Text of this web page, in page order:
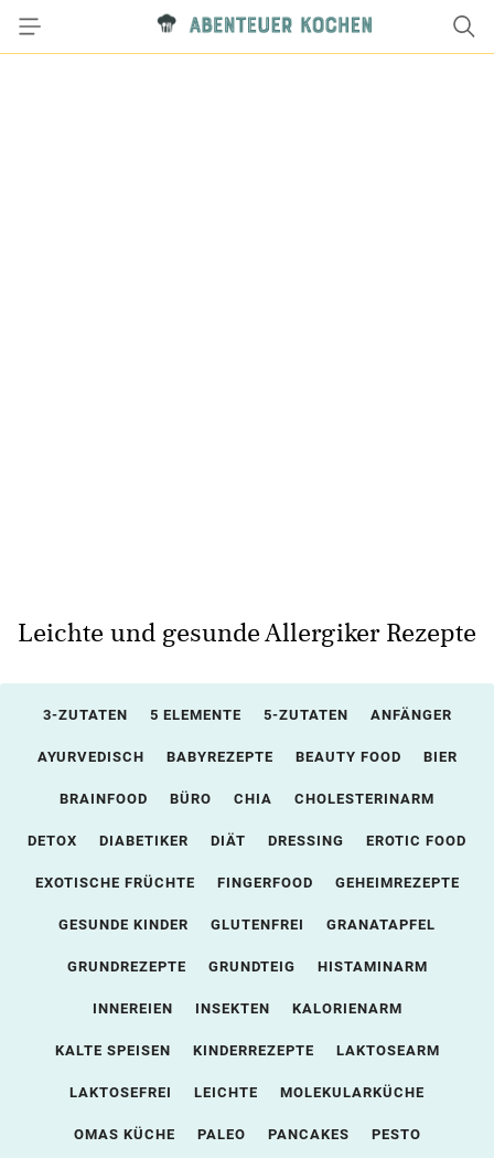
Leichte und gesunde Allergiker Rezepte
3-ZUTATEN 5 ELEMENTE 5-ZUTATEN ANFÄNGER
AYURVEDISCH BABYREZEPTE BEAUTY FOOD BIER
BRAINFOOD BÜRO CHIA CHOLESTERINARM
DETOX DIABETIKER DIÄT DRESSING EROTIC FOOD
EXOTISCHE FRÜCHTE FINGERFOOD GEHEIMREZEPTE
GESUNDE KINDER GLUTENFREI GRANATAPFEL
GRUNDREZEPTE GRUNDTEIG HISTAMINARM
INNEREIEN INSEKTEN KALORIENARM
KALTE SPEISEN KINDERREZEPTE LAKTOSEARM
LAKTOSEFREI LEICHTE MOLEKULARKÜCHE
OMAS KÜCHE PALEO PANCAKES PESTO